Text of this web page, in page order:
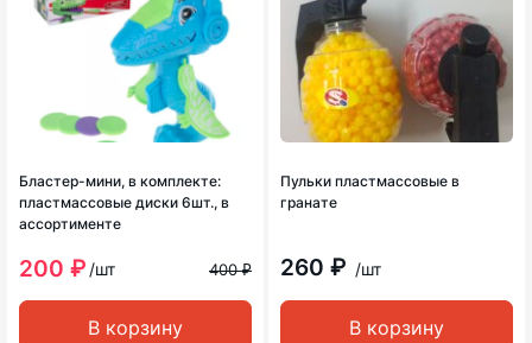
Бластер-мини, в комплекте:
пластмассовые диски 6шт., в
ассортименте
200 ₽ /шт 400 ₽
В корзину
Пульки пластмассовые в
гранате
260 ₽ /шт
В корзину